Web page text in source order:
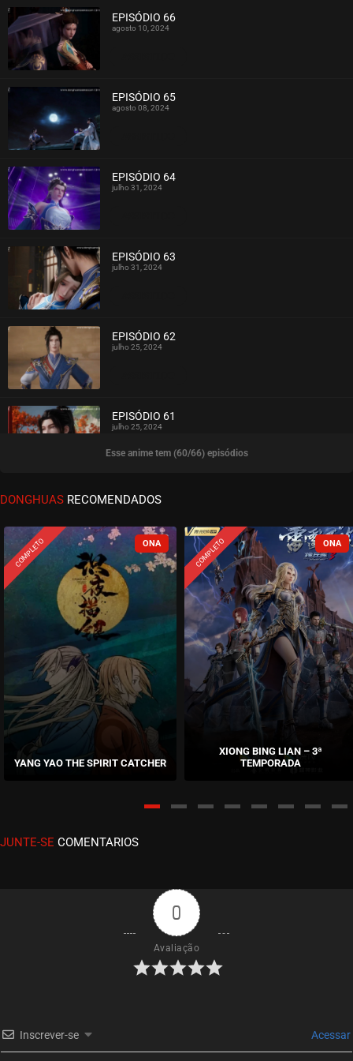
EPISÓDIO 66
agosto 10, 2024
EPISÓDIO 65
agosto 08, 2024
EPISÓDIO 64
julho 31, 2024
EPISÓDIO 63
julho 31, 2024
EPISÓDIO 62
julho 25, 2024
ASSISTIDO
EPISÓDIO 61
julho 25, 2024
ASSISTIDO
EPISÓDIO 60
ASSISTIDO
EPISÓDIO 59
julho 17, 2024
ASSISTIDO
EPISÓDIO 58
julho 11, 2024
EPISÓDIO 57
ASSISTIDO
EPISÓDIO 55
julho 04, 2024
EPISÓDIO 54
EPISÓDIO 53
Esse anime tem (60/66) episódios
DONGHUAS RECOMENDADOS
COMPLETO
YANG YAO THE SPIRIT CATCHER
COMPLETO
XIONG BING LIAN – 3ª
TEMPORADA
JUNTE-SE COMENTARIOS
0
Avaliação
Inscrever-se Acessar